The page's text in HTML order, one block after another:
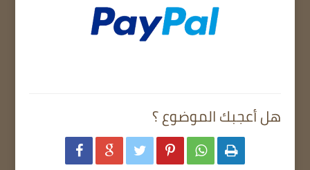
هل أعجبك الموضوع ؟
     